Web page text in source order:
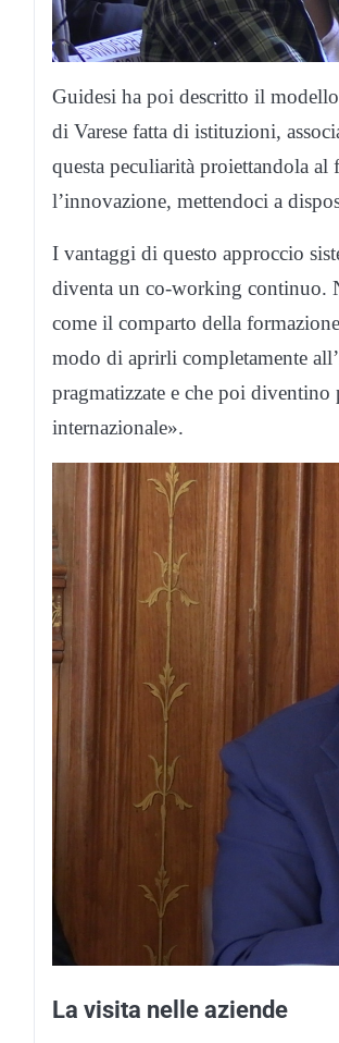
Guidesi ha poi descritto il
di Varese fatta di istituzioni,
questa peculiarità proiettandola
l’innovazione, mettendoci a
I vantaggi di questo approccio
diventa un co-working continuo.
come il comparto della
modo di aprirli completamente
pragmatizzate e che poi
internazionale».
La visita nelle aziende